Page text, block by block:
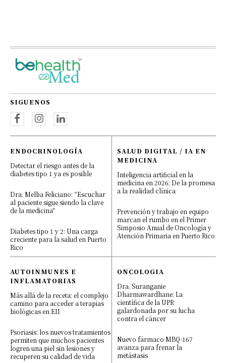
SIGUENOS
ENDOCRINOLOGÍA
Detectar el riesgo antes de la
diabetes tipo 1 ya es posible
Dra. Melba Feliciano: “Escuchar
al paciente sigue siendo la clave
de la medicina”
Diabetes tipo 1 y 2: Una carga
creciente para la salud en Puerto
Rico
SALUD DIGITAL / IA EN
MEDICINA
Inteligencia artificial en la
medicina en 2026: De la promesa
a la realidad clínica
Prevención y trabajo en equipo
marcan el rumbo en el Primer
Simposio Anual de Oncología y
Atención Primaria en Puerto Rico
AUTOINMUNES E
INFLAMATORIAS
Más allá de la receta: el complejo
camino para acceder a terapias
biológicas en EII
Psoriasis: los nuevos tratamientos
permiten que muchos pacientes
logren una piel sin lesiones y
recuperen su calidad de vida
ONCOLOGIA
Dra. Suranganie
Dharmawardhane: La
científica de la UPR
galardonada por su lucha
contra el cáncer
Nuevo fármaco MBQ-167
avanza para frenar la
metástasis